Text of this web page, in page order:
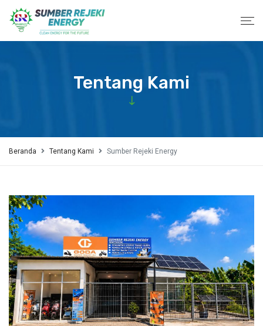
Tentang Kami
Beranda Tentang Kami Sumber Rejeki Energy